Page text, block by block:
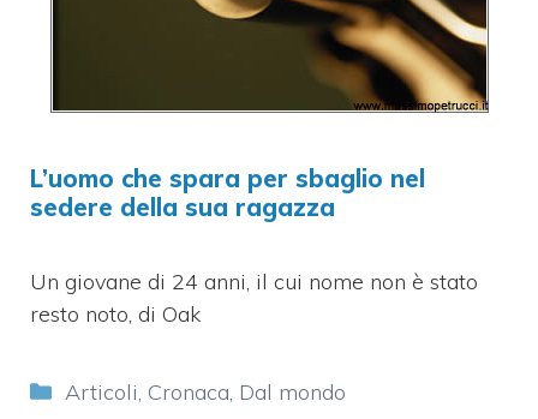
L’uomo che spara per sbaglio nel
sedere della sua ragazza
Un giovane di 24 anni, il cui nome non è stato
resto noto, di Oak
Categorie
Articoli Cronaca Dal mondo